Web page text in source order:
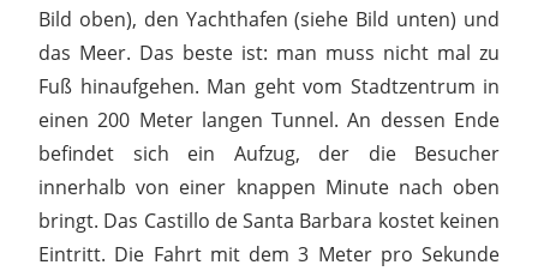
Bild oben), den Yachthafen (siehe Bild unten) und
das Meer. Das beste ist: man muss nicht mal zu
Fuß hinaufgehen. Man geht vom Stadtzentrum in
einen 200 Meter langen Tunnel. An dessen Ende
befindet sich ein Aufzug, der die Besucher
innerhalb von einer knappen Minute nach oben
bringt. Das Castillo de Santa Barbara kostet keinen
Eintritt. Die Fahrt mit dem 3 Meter pro Sekunde